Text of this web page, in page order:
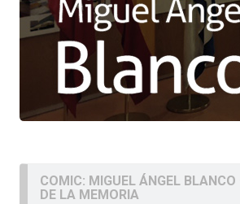
COMIC: MIGUEL ÁNGEL
DE LA MEMORIA